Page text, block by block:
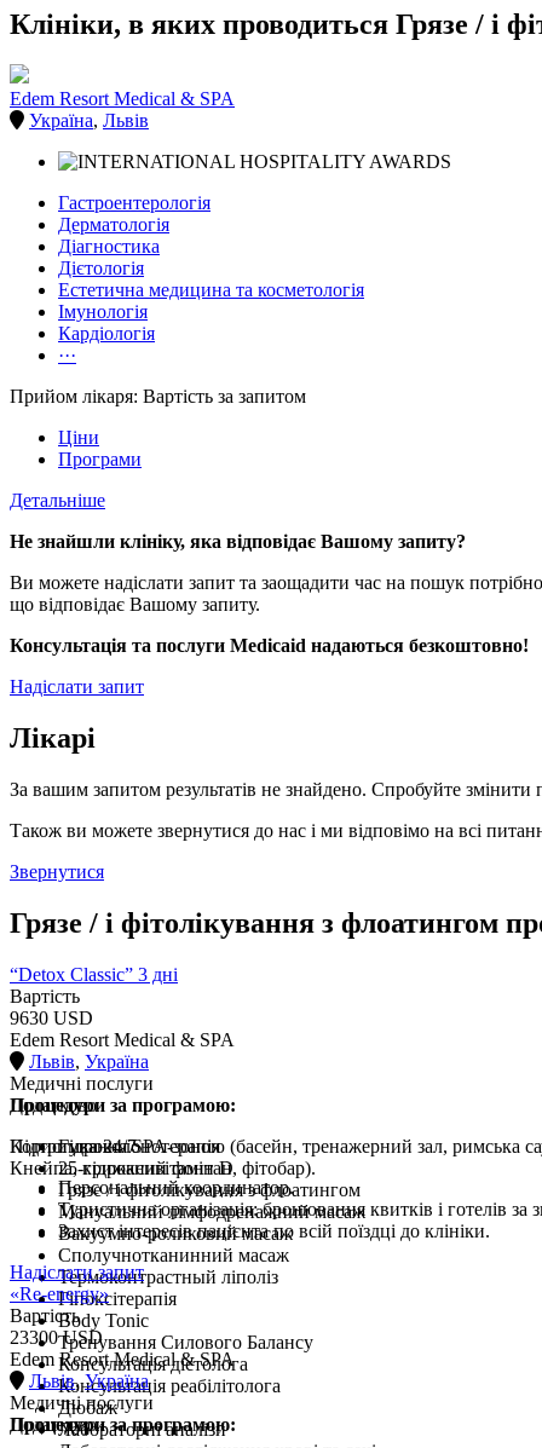
Клініки, в яких проводиться Грязе / і
Edem Resort Medical & SPA
Україна, Львів
Гастроентерологія
Дерматологія
Діагностика
Дієтологія
Естетична медицина та косметологія
Імунологія
Кардіологія
···
Прийом лікаря: Вартість за запитом
Ціни
Програми
Детальніше
Не знайшли клініку, яка відповідає Вашому запиту?
Ви можете надіслати запит та заощадити час на пошук
що відповідає Вашому запиту.
Консультація та послуги Medicaid надаються безкоштовно!
Надіслати запит
Лікарі
За вашим запитом результатів не знайдено. Спробуйте
Також ви можете звернутися до нас і ми відповімо на всі
Звернутися
Грязе / і фітолікування з флоатингом
“Detox Classic” 3 дні
Вартість
9630 USD
Edem Resort Medical & SPA
Львів, Україна
Медичні послуги
Процедури за програмою:
Гідроколонотерапія
25-гідроксивітамін D
Грязе / і фітолікування з флоатингом
Мануальний лімфодренажний масаж
Вакуумно-роликовий масаж
Сполучнотканинний масаж
Термоконтрастный ліполіз
Гіпоксітерапія
Body Tonic
Тренування Силового Балансу
Консультація дієтолога
Консультація реабілітолога
Дюбаж
Лабораторні аналізи
Додатково
Користування SPA-зоною (басейн, тренажерний зал, римська
Кнейпа, крижаний фонтан, фітобар).
Підтримка 24/7
Персональний координатор.
Туристична організація: бронювання квитків і готелів
Захист інтересів пацієнта по всій поїздці до клініки.
Надіслати запит
«Re-energy»
Вартість
23300 USD
Edem Resort Medical & SPA
Львів,Україна
Медичні послуги
Процедури за програмою:
Додатково